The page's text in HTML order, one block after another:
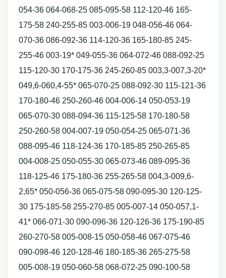
054-36 064-068-25 085-095-58 112-120-46 165-
175-58 240-255-85 003-006-19 048-056-46 064-
070-36 086-092-36 114-120-36 165-180-85 245-
255-46 003-19* 049-055-36 064-072-46 088-092-25
115-120-30 170-175-36 245-260-85 003,3-007,3-20*
049,6-060,4-55* 065-070-25 088-092-30 115-121-36
170-180-46 250-260-46 004-006-14 050-053-19
065-070-30 088-094-36 115-125-58 170-180-58
250-260-58 004-007-19 050-054-25 065-071-36
088-095-46 118-124-36 170-185-85 250-265-85
004-008-25 050-055-30 065-073-46 089-095-36
118-125-46 175-180-36 255-265-58 004,3-009,6-
2,65* 050-056-36 065-075-58 090-095-30 120-125-
30 175-185-58 255-270-85 005-007-14 050-057,1-
41* 066-071-30 090-096-36 120-126-36 175-190-85
260-270-58 005-008-15 050-058-46 067-075-46
090-098-46 120-128-46 180-185-36 265-275-58
005-008-19 050-060-58 068-072-25 090-100-58